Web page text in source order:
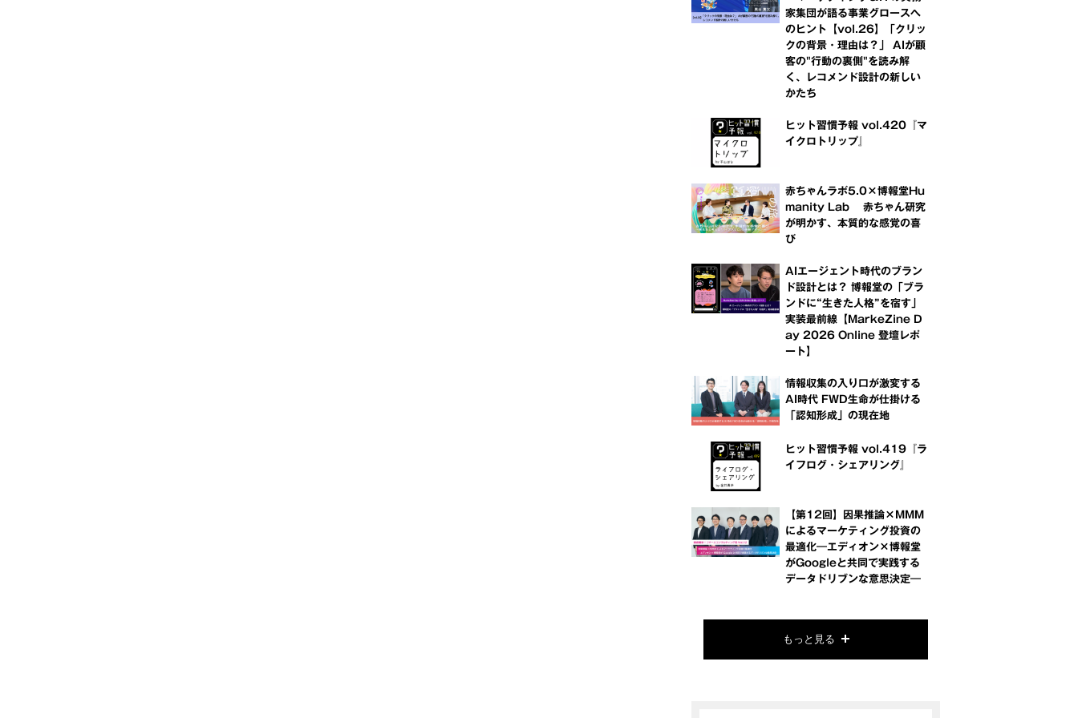
家集団が語る事業グロースへ
のヒント【vol.26】「クリッ
クの背景・理由は？」 AIが顧
客の"行動の裏側"を読み解
く、レコメンド設計の新しい
かたち
ヒット習慣予報 vol.420『マ
イクロトリップ』
赤ちゃんラボ5.0×博報堂Hu
manity Lab 赤ちゃん研究
が明かす、本質的な感覚の喜
び
AIエージェント時代のブラン
ド設計とは？ 博報堂の「ブラ
ンドに“生きた人格”を宿す」
実装最前線【MarkeZine D
ay 2026 Online 登壇レポ
ート】
情報収集の入り口が激変する
AI時代 FWD生命が仕掛ける
「認知形成」の現在地
ヒット習慣予報 vol.419『ラ
イフログ・シェアリング』
【第12回】因果推論×MMM
によるマーケティング投資の
最適化―エディオン×博報堂
がGoogleと共同で実践する
データドリブンな意思決定―
もっと見る